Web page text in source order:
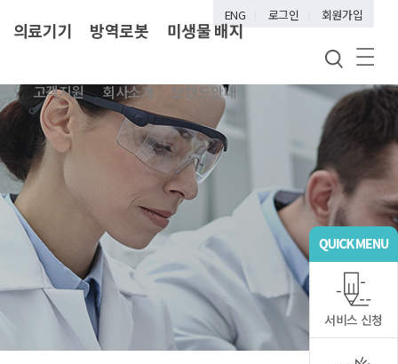
ENG 로그인 회원가입
의료기기 방역로봇 미생물 배지
브랜드안내
회사소개
고객지원
서비스 신청